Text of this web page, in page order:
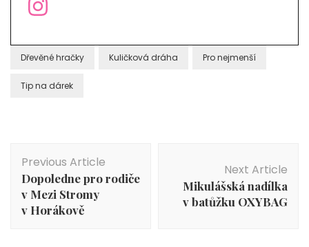
Dřevěné hračky Kuličková dráha Pro nejmenší
Tip na dárek
Navigation
Previous Article
Dopoledne pro rodiče
v Mezi Stromy
v Horákově
Next Article
Mikulášská nadílka
v batůžku OXYBAG